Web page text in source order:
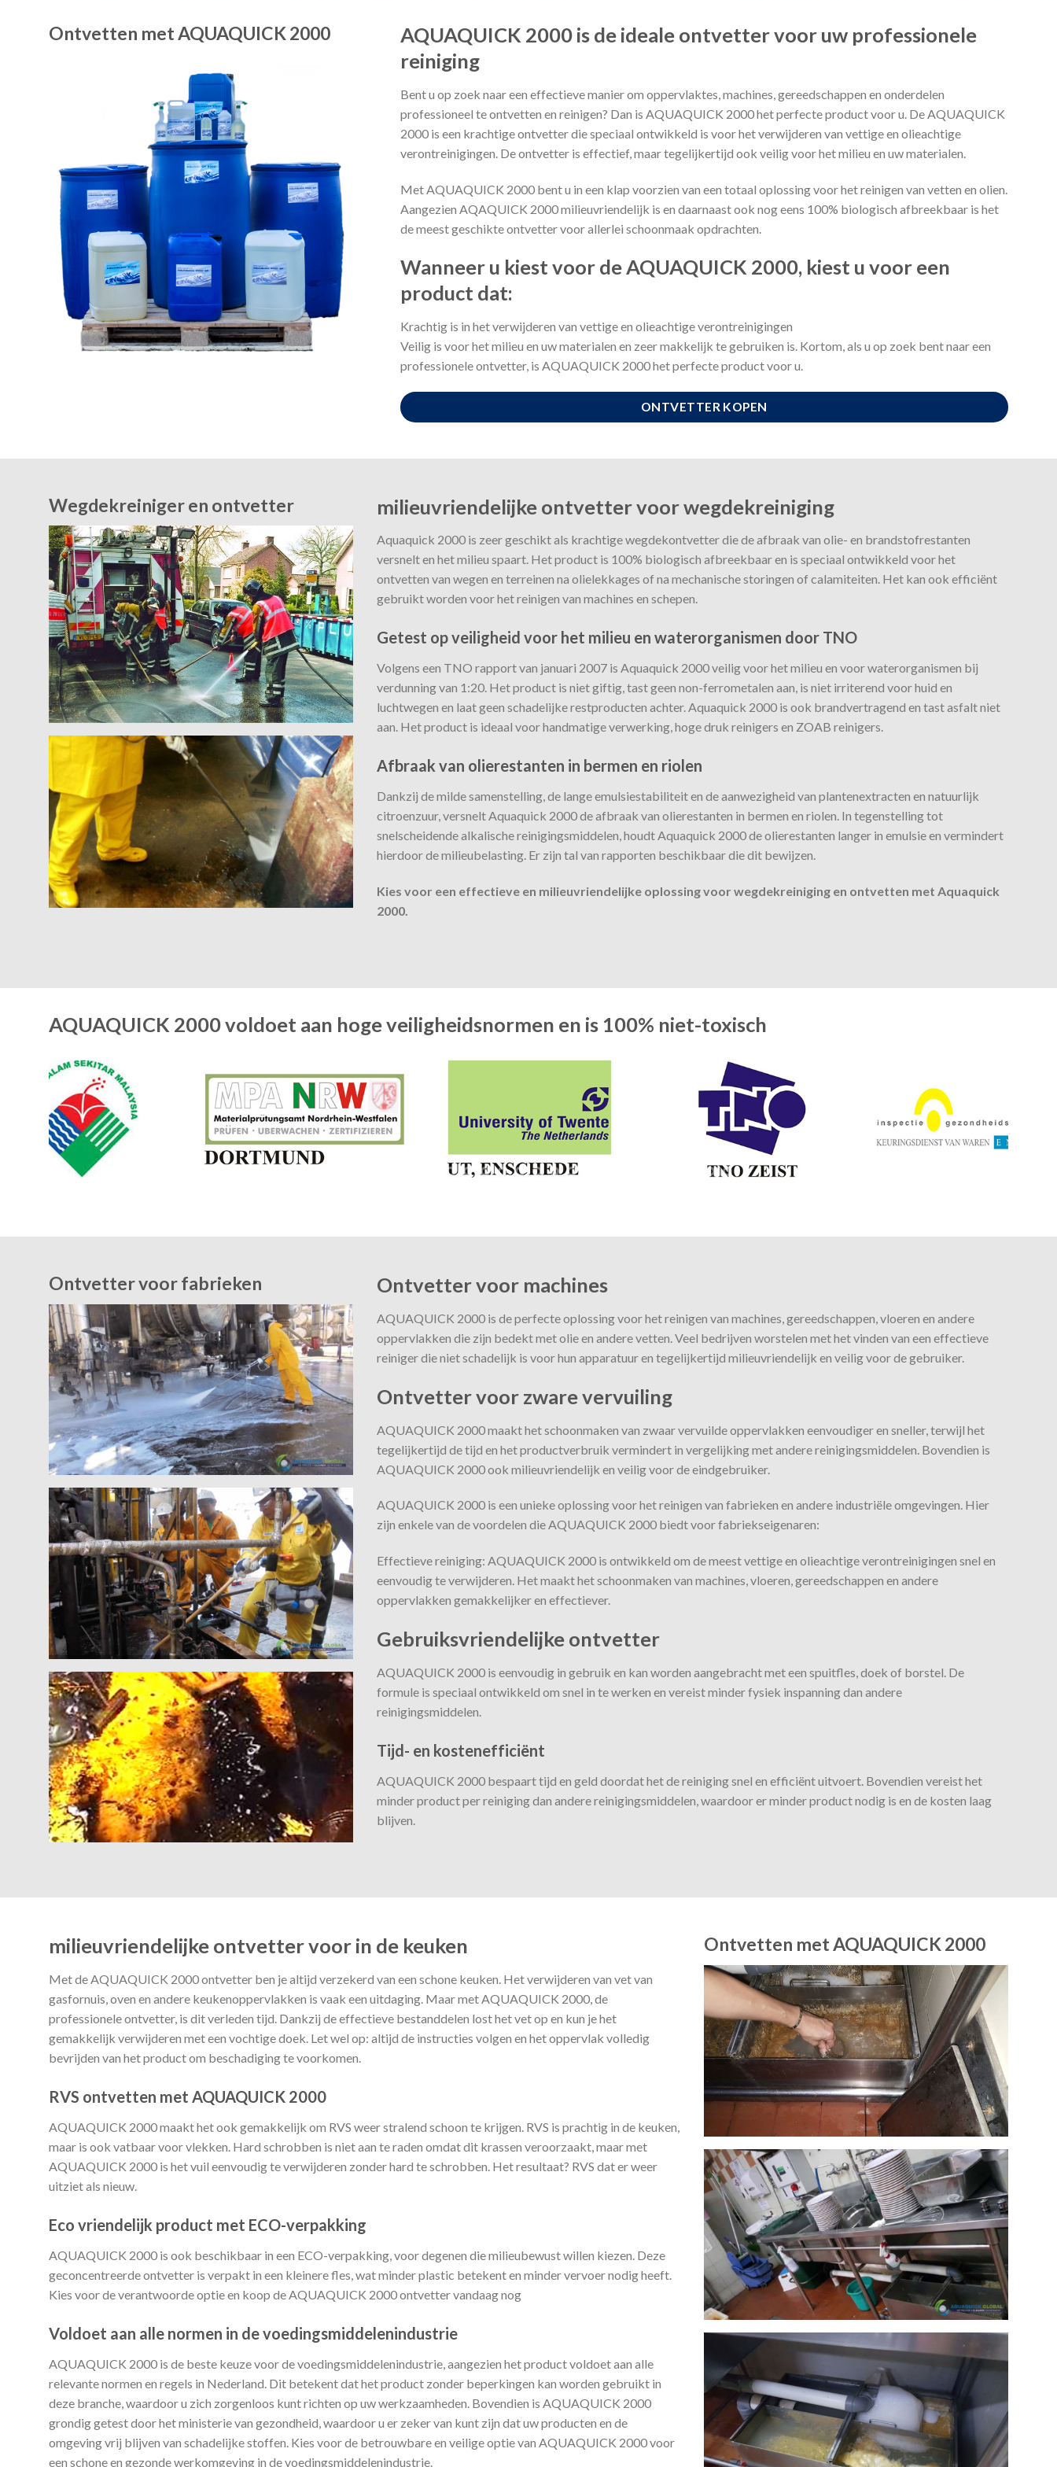
Ontvetten met AQUAQUICK 2000
AQUAQUICK 2000 is de ideale ontvetter voor uw professionele
reiniging
Bent u op zoek naar een effectieve manier om oppervlaktes, machines, gereedschappen en onderdelen
professioneel te ontvetten en reinigen? Dan is AQUAQUICK 2000 het perfecte product voor u. De AQUAQUICK
2000 is een krachtige ontvetter die speciaal ontwikkeld is voor het verwijderen van vettige en olieachtige
verontreinigingen. De ontvetter is effectief, maar tegelijkertijd ook veilig voor het milieu en uw materialen.
Met AQUAQUICK 2000 bent u in een klap voorzien van een totaal oplossing voor het reinigen van vetten en olien.
Aangezien AQAQUICK 2000 milieuvriendelijk is en daarnaast ook nog eens 100% biologisch afbreekbaar is het
de meest geschikte ontvetter voor allerlei schoonmaak opdrachten.
Wanneer u kiest voor de AQUAQUICK 2000, kiest u voor een
product dat:
Krachtig is in het verwijderen van vettige en olieachtige verontreinigingen
Veilig is voor het milieu en uw materialen en zeer makkelijk te gebruiken is. Kortom, als u op zoek bent naar een
professionele ontvetter, is AQUAQUICK 2000 het perfecte product voor u.
ONTVETTER KOPEN
Wegdekreiniger en ontvetter milieuvriendelijke ontvetter voor wegdekreiniging
Aquaquick 2000 is zeer geschikt als krachtige wegdekontvetter die de afbraak van olie- en brandstofrestanten
versnelt en het milieu spaart. Het product is 100% biologisch afbreekbaar en is speciaal ontwikkeld voor het
ontvetten van wegen en terreinen na olielekkages of na mechanische storingen of calamiteiten. Het kan ook efficiënt
gebruikt worden voor het reinigen van machines en schepen.
Getest op veiligheid voor het milieu en waterorganismen door TNO
Volgens een TNO rapport van januari 2007 is Aquaquick 2000 veilig voor het milieu en voor waterorganismen bij
verdunning van 1:20. Het product is niet giftig, tast geen non-ferrometalen aan, is niet irriterend voor huid en
luchtwegen en laat geen schadelijke restproducten achter. Aquaquick 2000 is ook brandvertragend en tast asfalt niet
aan. Het product is ideaal voor handmatige verwerking, hoge druk reinigers en ZOAB reinigers.
Afbraak van olierestanten in bermen en riolen
Dankzij de milde samenstelling, de lange emulsiestabiliteit en de aanwezigheid van plantenextracten en natuurlijk
citroenzuur, versnelt Aquaquick 2000 de afbraak van olierestanten in bermen en riolen. In tegenstelling tot
snelscheidende alkalische reinigingsmiddelen, houdt Aquaquick 2000 de olierestanten langer in emulsie en vermindert
hierdoor de milieubelasting. Er zijn tal van rapporten beschikbaar die dit bewijzen.
Kies voor een effectieve en milieuvriendelijke oplossing voor wegdekreiniging en ontvetten met Aquaquick
2000.
AQUAQUICK 2000 voldoet aan hoge veiligheidsnormen en is 100% niet-toxisch
Ontvetter voor fabrieken Ontvetter voor machines
AQUAQUICK 2000 is de perfecte oplossing voor het reinigen van machines, gereedschappen, vloeren en andere
oppervlakken die zijn bedekt met olie en andere vetten. Veel bedrijven worstelen met het vinden van een effectieve
reiniger die niet schadelijk is voor hun apparatuur en tegelijkertijd milieuvriendelijk en veilig voor de gebruiker.
Ontvetter voor zware vervuiling
AQUAQUICK 2000 maakt het schoonmaken van zwaar vervuilde oppervlakken eenvoudiger en sneller, terwijl het
tegelijkertijd de tijd en het productverbruik vermindert in vergelijking met andere reinigingsmiddelen. Bovendien is
AQUAQUICK 2000 ook milieuvriendelijk en veilig voor de eindgebruiker.
AQUAQUICK 2000 is een unieke oplossing voor het reinigen van fabrieken en andere industriële omgevingen. Hier
zijn enkele van de voordelen die AQUAQUICK 2000 biedt voor fabriekseigenaren:
Effectieve reiniging: AQUAQUICK 2000 is ontwikkeld om de meest vettige en olieachtige verontreinigingen snel en
eenvoudig te verwijderen. Het maakt het schoonmaken van machines, vloeren, gereedschappen en andere
oppervlakken gemakkelijker en effectiever.
Gebruiksvriendelijke ontvetter
AQUAQUICK 2000 is eenvoudig in gebruik en kan worden aangebracht met een spuitfles, doek of borstel. De
formule is speciaal ontwikkeld om snel in te werken en vereist minder fysiek inspanning dan andere
reinigingsmiddelen.
Tijd- en kostenefficiënt
AQUAQUICK 2000 bespaart tijd en geld doordat het de reiniging snel en efficiënt uitvoert. Bovendien vereist het
minder product per reiniging dan andere reinigingsmiddelen, waardoor er minder product nodig is en de kosten laag
blijven.
milieuvriendelijke ontvetter voor in de keuken
Met de AQUAQUICK 2000 ontvetter ben je altijd verzekerd van een schone keuken. Het verwijderen van vet van
gasfornuis, oven en andere keukenoppervlakken is vaak een uitdaging. Maar met AQUAQUICK 2000, de
professionele ontvetter, is dit verleden tijd. Dankzij de effectieve bestanddelen lost het vet op en kun je het
gemakkelijk verwijderen met een vochtige doek. Let wel op: altijd de instructies volgen en het oppervlak volledig
bevrijden van het product om beschadiging te voorkomen.
RVS ontvetten met AQUAQUICK 2000
AQUAQUICK 2000 maakt het ook gemakkelijk om RVS weer stralend schoon te krijgen. RVS is prachtig in de keuken,
maar is ook vatbaar voor vlekken. Hard schrobben is niet aan te raden omdat dit krassen veroorzaakt, maar met
AQUAQUICK 2000 is het vuil eenvoudig te verwijderen zonder hard te schrobben. Het resultaat? RVS dat er weer
uitziet als nieuw.
Eco vriendelijk product met ECO-verpakking
AQUAQUICK 2000 is ook beschikbaar in een ECO-verpakking, voor degenen die milieubewust willen kiezen. Deze
geconcentreerde ontvetter is verpakt in een kleinere fles, wat minder plastic betekent en minder vervoer nodig heeft.
Kies voor de verantwoorde optie en koop de AQUAQUICK 2000 ontvetter vandaag nog
Voldoet aan alle normen in de voedingsmiddelenindustrie
AQUAQUICK 2000 is de beste keuze voor de voedingsmiddelenindustrie, aangezien het product voldoet aan alle
relevante normen en regels in Nederland. Dit betekent dat het product zonder beperkingen kan worden gebruikt in
deze branche, waardoor u zich zorgenloos kunt richten op uw werkzaamheden. Bovendien is AQUAQUICK 2000
grondig getest door het ministerie van gezondheid, waardoor u er zeker van kunt zijn dat uw producten en de
omgeving vrij blijven van schadelijke stoffen. Kies voor de betrouwbare en veilige optie van AQUAQUICK 2000 voor
een schone en gezonde werkomgeving in de voedingsmiddelenindustrie.
Ontvetten met AQUAQUICK 2000